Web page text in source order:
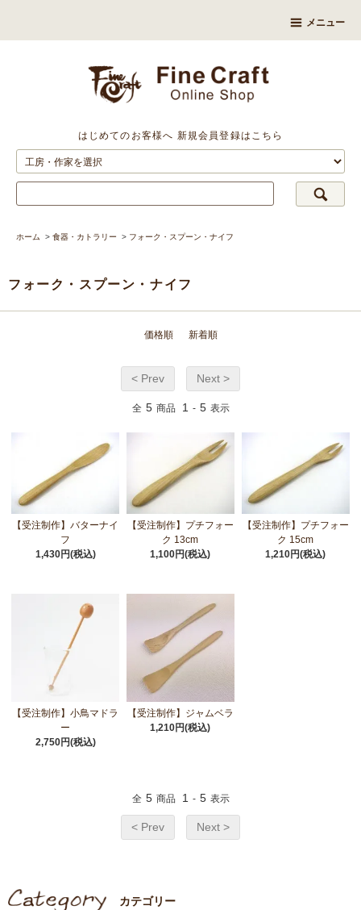
メニュー
はじめてのお客様へ 新規会員登録はこちら
ホーム > 食器・カトラリー > フォーク・スプーン・ナイフ
フォーク・スプーン・ナイフ
価格順 新着順
< Prev Next >
全 5 商品 1 - 5 表示
【受注制作】バターナイ
フ
1,430円(税込)
【受注制作】プチフォー
ク 13cm
1,100円(税込)
【受注制作】プチフォー
ク 15cm
1,210円(税込)
【受注制作】小鳥マドラ
ー
2,750円(税込)
【受注制作】ジャムベラ
1,210円(税込)
全 5 商品 1 - 5 表示
< Prev Next >
カテゴリー